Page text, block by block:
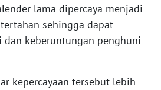
lama dipercaya menjadi
sehingga dapat
dan keberuntungan penghuni
kepercayaan tersebut lebih